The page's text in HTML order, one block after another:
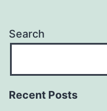
Search
Recent Posts